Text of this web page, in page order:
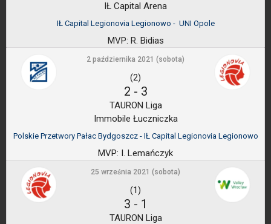
IŁ Capital Arena
IŁ Capital Legionovia Legionowo - UNI Opole
MVP: R. Bidias
2 października 2021 (sobota)
(2)
2 - 3
TAURON Liga
Immobile Łuczniczka
Polskie Przetwory Pałac Bydgoszcz - IŁ Capital Legionovia Legionowo
MVP: I. Lemańczyk
25 września 2021 (sobota)
(1)
3 - 1
TAURON Liga